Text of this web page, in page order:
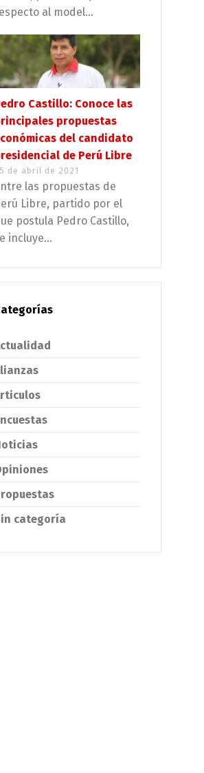
al model...
Castillo: Conoce las
propuestas
del candidato
de Perú Libre
de abril de 2021
las propuestas de
Libre, partido por el
postula Pedro Castillo,
incluye...
categoría